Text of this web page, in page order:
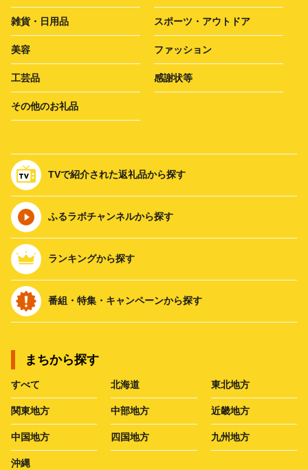
雑貨・日用品 スポーツ・アウトドア
美容 ファッション
工芸品 感謝状等
その他のお礼品
TVで紹介された返礼品から探す
ふるラボチャンネルから探す
ランキングから探す
番組・特集・キャンペーンから探す
まちから探す
すべて 北海道 東北地方
関東地方 中部地方 近畿地方
中国地方 四国地方 九州地方
沖縄